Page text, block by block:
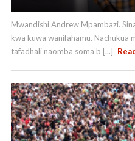
Mwandishi Andrew Mpambazi.
kwa kuwa wanifahamu. Nachukua
tafadhali naomba soma b [...]